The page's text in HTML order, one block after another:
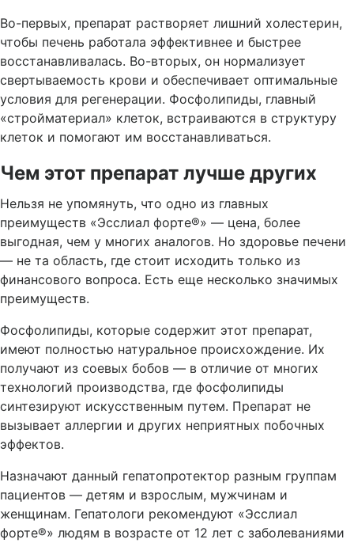
Во-первых, препарат растворяет лишний холестерин,
чтобы печень работала эффективнее и быстрее
восстанавливалась. Во-вторых, он нормализует
свертываемость крови и обеспечивает оптимальные
условия для регенерации. Фосфолипиды, главный
«стройматериал» клеток, встраиваются в структуру
клеток и помогают им восстанавливаться.
Чем этот препарат лучше других
Нельзя не упомянуть, что одно из главных
преимуществ «Эсслиал форте®» — цена, более
выгодная, чем у многих аналогов. Но здоровье печени
— не та область, где стоит исходить только из
финансового вопроса. Есть еще несколько значимых
преимуществ.
Фосфолипиды, которые содержит этот препарат,
имеют полностью натуральное происхождение. Их
получают из соевых бобов — в отличие от многих
технологий производства, где фосфолипиды
синтезируют искусственным путем. Препарат не
вызывает аллергии и других неприятных побочных
эффектов.
Назначают данный гепатопротектор разным группам
пациентов — детям и взрослым, мужчинам и
женщинам. Гепатологи рекомендуют «Эсслиал
форте®» людям в возрасте от 12 лет с заболеваниями